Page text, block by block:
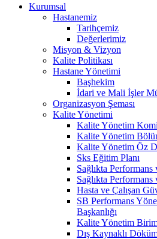
Kurumsal
Hastanemiz
Tarihçemiz
Değerlerimiz
Misyon & Vizyon
Kalite Politikası
Hastane Yönetimi
Başhekim
İdari ve Mali İşler
Organizasyon Şeması
Kalite Yönetimi
Kalite Yönetim
Kalite Yönetim
Kalite Yönetim Öz
Sks Eğitim Planı
Sağlıkta
Sağlıkta
Hasta ve Çalışan
SB Performans
Başkanlığı
Kalite Yönetim
Dış Kaynaklı